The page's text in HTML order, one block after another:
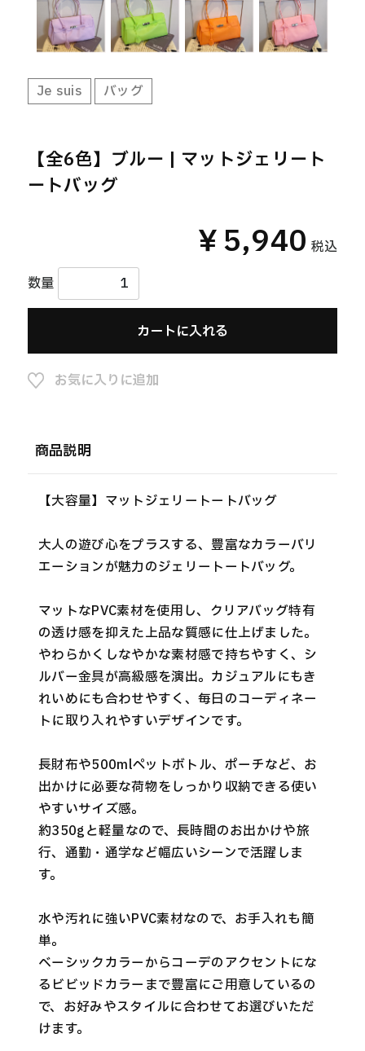
Je suis バッグ
【全6色】ブルー | マットジェリート
ートバッグ
￥5,940 税込
数量
カートに入れる
お気に入りに追加
商品説明
【大容量】マットジェリートートバッグ
大人の遊び心をプラスする、豊富なカラーバリ
エーションが魅力のジェリートートバッグ。
マットなPVC素材を使用し、クリアバッグ特有
の透け感を抑えた上品な質感に仕上げました。
やわらかくしなやかな素材感で持ちやすく、シ
ルバー金具が高級感を演出。カジュアルにもき
れいめにも合わせやすく、毎日のコーディネー
トに取り入れやすいデザインです。
長財布や500mlペットボトル、ポーチなど、お
出かけに必要な荷物をしっかり収納できる使い
やすいサイズ感。
約350gと軽量なので、長時間のお出かけや旅
行、通勤・通学など幅広いシーンで活躍しま
す。
水や汚れに強いPVC素材なので、お手入れも簡
単。
ベーシックカラーからコーデのアクセントにな
るビビッドカラーまで豊富にご用意しているの
で、お好みやスタイルに合わせてお選びいただ
けます。